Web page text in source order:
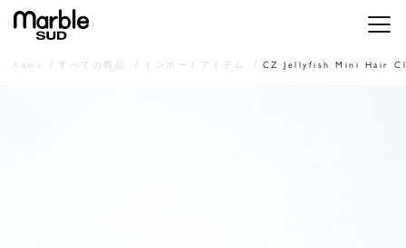
メニ
home すべての商品 インポートアイテム CZ Jellyfish Mini Hair